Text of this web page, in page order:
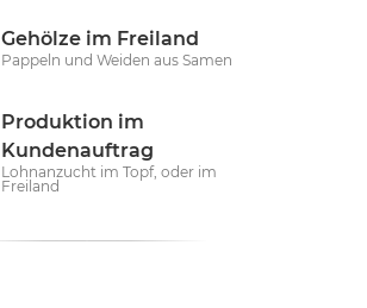
Gehölze im Freiland
Pappeln und Weiden aus Samen
Produktion im
Kundenauftrag
Lohnanzucht im Topf, oder im
Freiland